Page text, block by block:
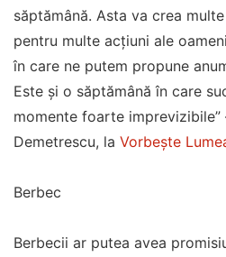
săptămână. Asta va crea
pentru multe acțiuni ale
în care ne putem propune
Este și o săptămână în care
momente foarte imprevizibile”
Demetrescu, la Vorbește
Berbec
Berbecii ar putea avea